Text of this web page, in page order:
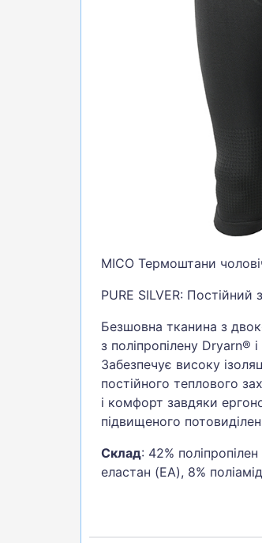
БІГ, ФІТНЕС, М'ЯЧІ
ТЕНІС, БАДМІНТОН
ВОДНІ ВИДИ СПОРТУ
MICO Термоштани
PURE SILVER: Постійний
Безшовна тканина з
з поліпропілену Dryarn®
Забезпечує високу
постійного теплового
і комфорт завдяки
підвищеного
Склад: 42%
еластан (EA), 8%